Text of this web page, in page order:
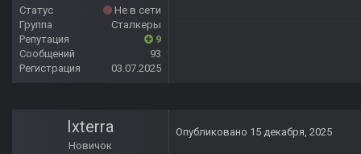
Статус
Не в сети
Группа
Сталкеры
Репутация
9
Сообщений
93
Регистрация
03.07.2025
Ixterra
Новичок
Опубликовано 15 декабря, 2025